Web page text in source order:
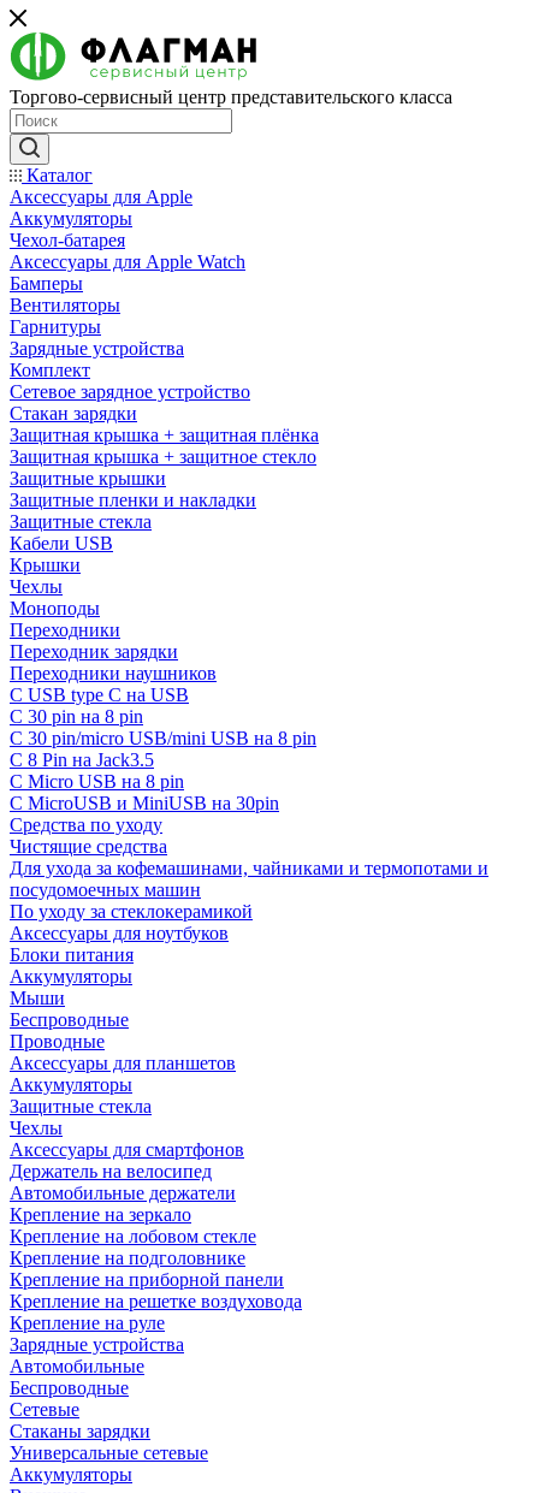
Торгово-сервисный центр представительского класса
Каталог
Аксессуары для Apple
Аккумуляторы
Чехол-батарея
Аксессуары для Apple Watch
Бамперы
Вентиляторы
Гарнитуры
Зарядные устройства
Комплект
Сетевое зарядное устройство
Стакан зарядки
Защитная крышка + защитная плёнка
Защитная крышка + защитное стекло
Защитные крышки
Защитные пленки и накладки
Защитные стекла
Кабели USB
Крышки
Чехлы
Моноподы
Переходники
Переходник зарядки
Переходники наушников
С USB type C на USB
С 30 pin на 8 pin
С 30 pin/micro USB/mini USB на 8 pin
С 8 Pin на Jack3.5
С Micro USB на 8 pin
С MicroUSB и MiniUSB на 30pin
Средства по уходу
Чистящие средства
Для ухода за кофемашинами, чайниками и термопотами и
посудомоечных машин
По уходу за стеклокерамикой
Аксессуары для ноутбуков
Блоки питания
Аккумуляторы
Мыши
Беспроводные
Проводные
Аксессуары для планшетов
Аккумуляторы
Защитные стекла
Чехлы
Аксессуары для смартфонов
Держатель на велосипед
Автомобильные держатели
Крепление на зеркало
Крепление на лобовом стекле
Крепление на подголовнике
Крепление на приборной панели
Крепление на решетке воздуховода
Крепление на руле
Зарядные устройства
Автомобильные
Беспроводные
Сетевые
Стаканы зарядки
Универсальные сетевые
Аккумуляторы